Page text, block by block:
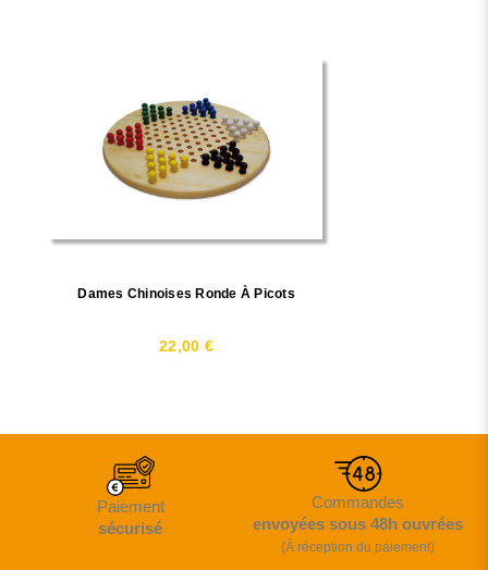
Dames Chinoises Ronde À Picots
22,00 €
Paiement
sécurisé
Commandes
envoyées sous 48h ouvrées
(À réception du paiement)